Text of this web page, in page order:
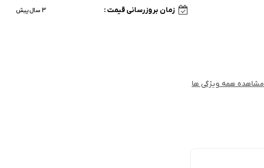
مشاهده همه ویژگی ها
زمان بروزرسانی قیمت : 3 سال پیش